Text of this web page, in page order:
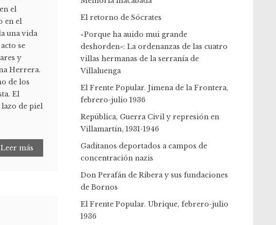
el
en el
una vida
se
y
Herrera.
de los
El
lazo de piel
Leer más
El retorno de Sócrates
«Porque ha auido mui grande
deshorden»: La ordenanzas de las cuatro
villas hermanas de la serranía de
Villaluenga
El Frente Popular. Jimena de la Frontera,
febrero-julio 1936
República, Guerra Civil y represión en
Villamartín, 1931-1946
Gaditanos deportados a campos de
concentración nazis
Don Perafán de Ribera y sus fundaciones
de Bornos
El Frente Popular. Ubrique, febrero-julio
1936